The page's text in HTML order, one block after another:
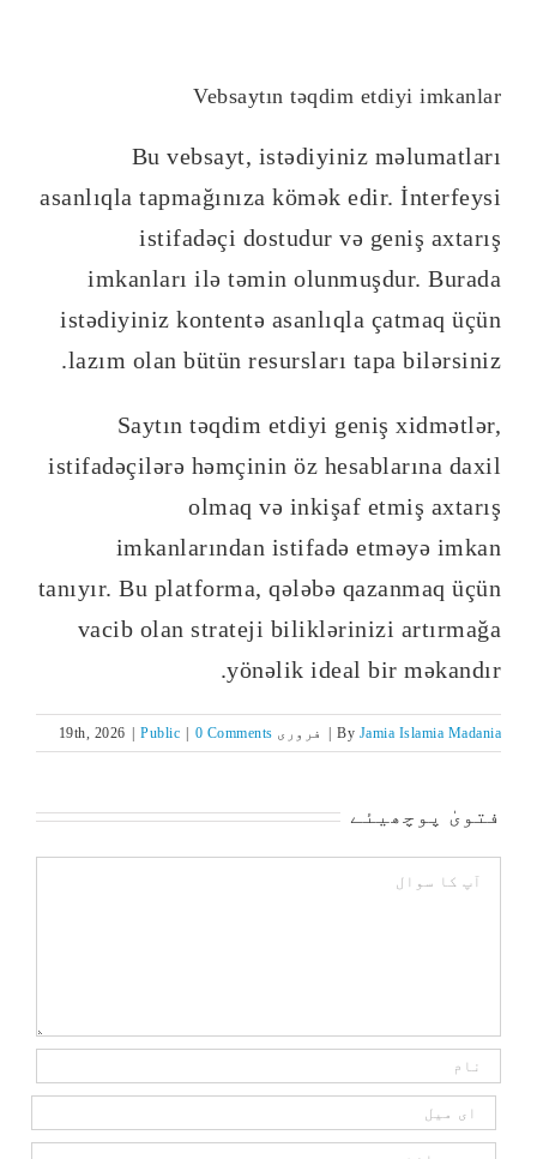
Vebsaytın təqdim etdiyi imkanlar
Bu vebsayt, istədiyiniz məlumatları
asanlıqla tapmağınıza kömək edir. İnterfeysi
istifadəçi dostudur və geniş axtarış
imkanları ilə təmin olunmuşdur. Burada
istədiyiniz kontentə asanlıqla çatmaq üçün
lazım olan bütün resursları tapa bilərsiniz.
Saytın təqdim etdiyi geniş xidmətlər,
istifadəçilərə həmçinin öz hesablarına daxil
olmaq və inkişaf etmiş axtarış
imkanlarından istifadə etməyə imkan
tanıyır. Bu platforma, qələbə qazanmaq üçün
vacib olan strateji biliklərinizi artırmağa
yönəlik ideal bir məkandır.
By Jamia Islamia Madania
| فروری 19th, 2026 | Public | 0 Comments
فتویٰ پوچھیئے
Comment